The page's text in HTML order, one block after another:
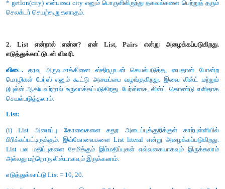
அனைத்து வினாக்களுக்கும் விடையளி (5
1. தரவு அருவமாக்கம் எவ்வாறு செயல்படுத்துவாய்?
விளக்குக.
விடை.தரவு அருவமாக்கினை செயல்படுத்த, ஆக்கிகள்
செலக்டர் (Selectors) என்ற இரண்டு செயற்கூறுகள் உருவாக்கப்பட
ஆக்கிகள் மற்றும் செலக்டர்கள் (constructors and selectors) :
(i) ஆக்கி செயற்கூறுகள் அருவமாக்கம் தரவு
பயன்படுகிறது. செலக்டர் செயற்கூறுகள் தகவல்களை தரவு
பெறுவதற்கு பயன்படுகிறது.